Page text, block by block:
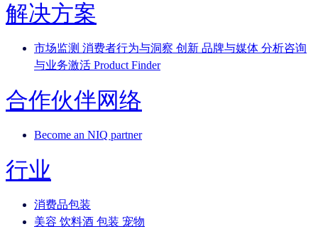
解决方案
市场监测 消费者行为与洞察 创新 品牌与媒体 分析咨询
与业务激活 Product Finder
合作伙伴网络
Become an NIQ partner
行业
消费品包装
美容 饮料酒 包装 宠物